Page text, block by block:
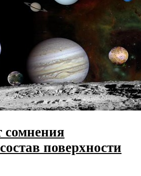
поверхности